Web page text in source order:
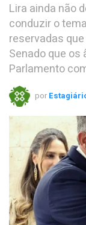
Lira ainda não
conduzir o
reservadas
Senado que
Parlamento
por